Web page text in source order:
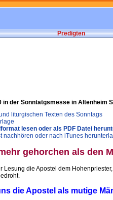
Predigten
in der Sonntatgsmesse in Altenheim
liturgischen Texten des Sonntags
lesen oder als PDF Datei
nachhören oder nach iTunes
gehorchen als den
Lesung die Apostel dem
die Apostel als mutige